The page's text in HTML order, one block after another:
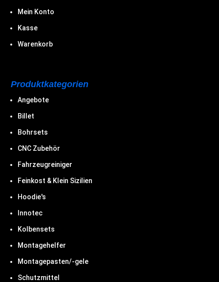
Mein Konto
Kasse
Warenkorb
Produktkategorien
Angebote
Billet
Bohrsets
CNC Zubehör
Fahrzeugreiniger
Feinkost & Klein Sizilien
Hoodie's
Innotec
Kolbensets
Montagehelfer
Montagepasten/-gele
Schutzmittel